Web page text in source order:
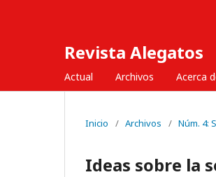
Revista Alegatos
Actual Archivos Acerca
Inicio / Archivos / Núm. 4:
Ideas sobre la